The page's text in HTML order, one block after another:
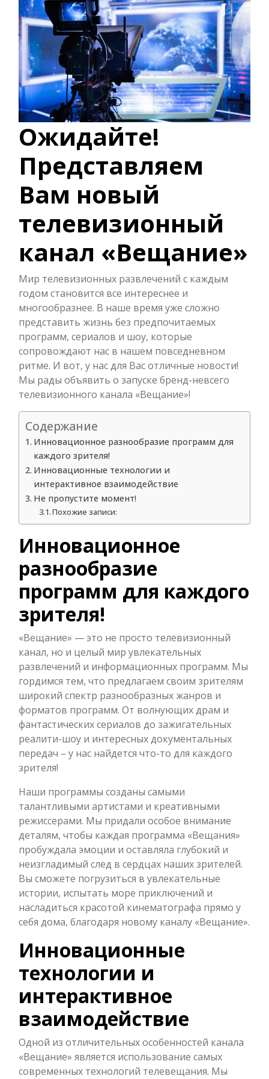
Ожидайте!
Представляем
Вам новый
телевизионный
канал «Вещание»
Мир телевизионных развлечений с каждым
годом становится все интереснее и
многообразнее. В наше время уже сложно
представить жизнь без предпочитаемых
программ, сериалов и шоу, которые
сопровождают нас в нашем повседневном
ритме. И вот, у нас для Вас отличные новости!
Мы рады объявить о запуске бренд-невсего
телевизионного канала «Вещание»!
Содержание
Инновационное разнообразие программ для
каждого зрителя!
Инновационные технологии и
интерактивное взаимодействие
Не пропустите момент!
Похожие записи:
Инновационное
разнообразие
программ для каждого
зрителя!
«Вещание» — это не просто телевизионный
канал, но и целый мир увлекательных
развлечений и информационных программ. Мы
гордимся тем, что предлагаем своим зрителям
широкий спектр разнообразных жанров и
форматов программ. От волнующих драм и
фантастических сериалов до зажигательных
реалити-шоу и интересных документальных
передач – у нас найдется что-то для каждого
зрителя!
Наши программы созданы самыми
талантливыми артистами и креативными
режиссерами. Мы придали особое внимание
деталям, чтобы каждая программа «Вещания»
пробуждала эмоции и оставляла глубокий и
неизгладимый след в сердцах наших зрителей.
Вы сможете погрузиться в увлекательные
истории, испытать море приключений и
насладиться красотой кинематографа прямо у
себя дома, благодаря новому каналу «Вещание».
Инновационные
технологии и
интерактивное
взаимодействие
Одной из отличительных особенностей канала
«Вещание» является использование самых
современных технологий телевещания. Мы